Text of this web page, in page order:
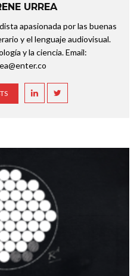
URREA
apasionada por las buenas
y el lenguaje audiovisual.
y la ciencia. Email: